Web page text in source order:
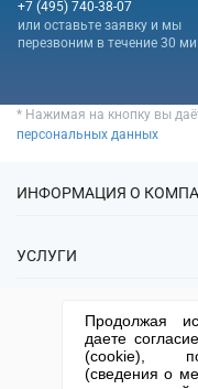
+7 (495) 740-38-07
или оставьте заявку и мы
перезвоним в течение 30
* Нажимая на кнопку вы
персональных данных
ИНФОРМАЦИЯ О
О нас
Спецпредложения
УСЛУГИ
Продажа фирм
Регистрация
КОНТАКТНАЯ
+7 (495) 740-38-07
(По Москве)
Продолжая
даете
(cookie),
(сведения о